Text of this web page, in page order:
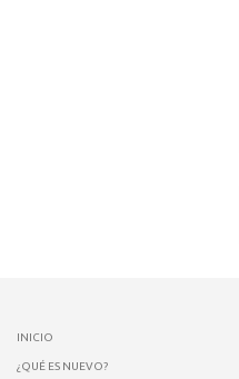
INICIO
¿QUÉ ES NUEVO?